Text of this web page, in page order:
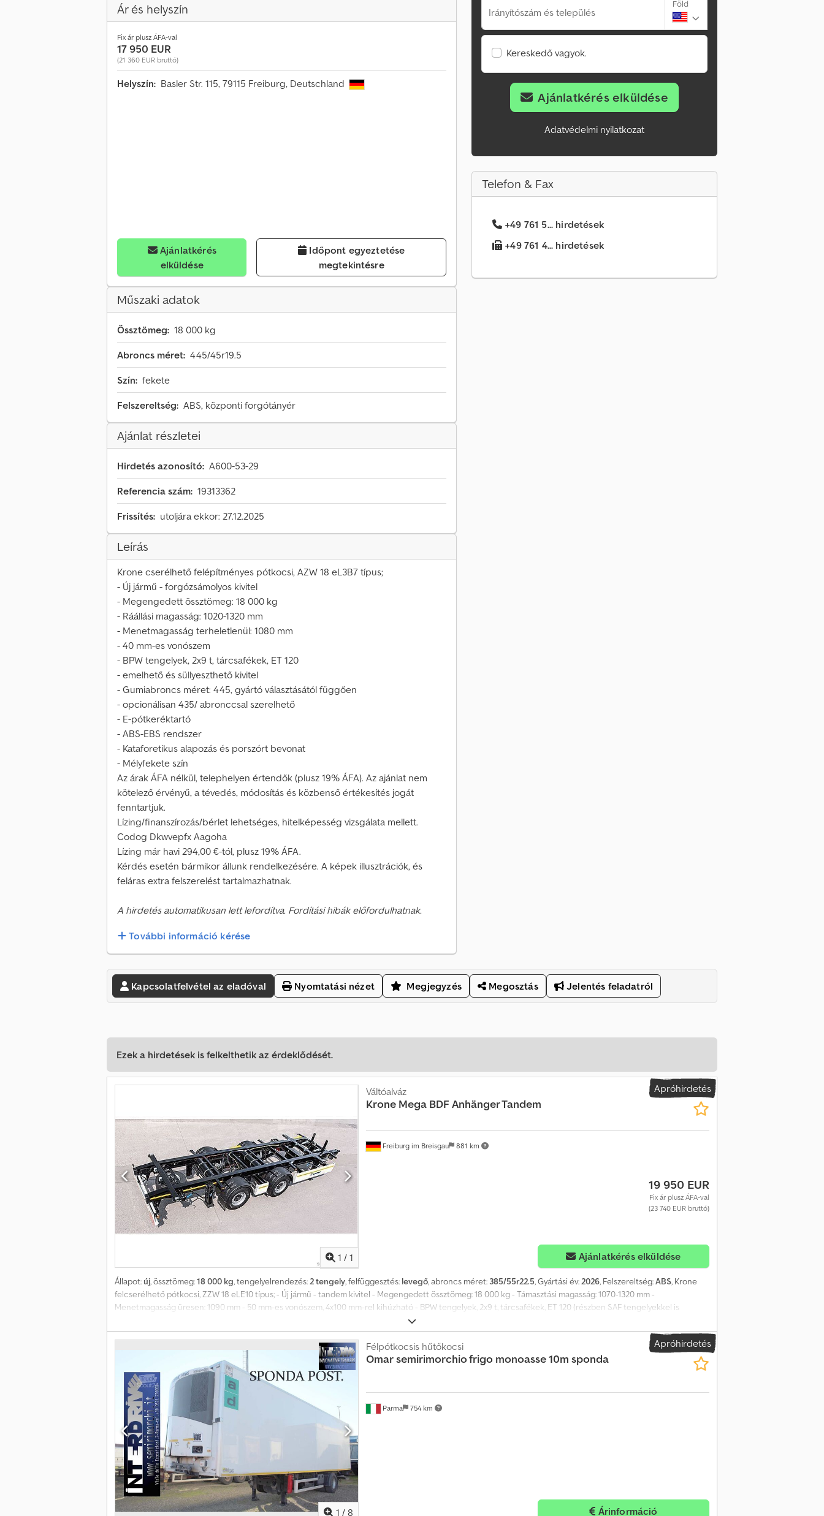
Ár és helyszín
Fix ár plusz ÁFA-val
17 950 EUR
(21 360 EUR bruttó)
Helyszín: Basler Str. 115, 79115 Freiburg, Deutschland
Ajánlatkérés
elküldése
megtekintésre
Műszaki adatok
Össztömeg: 18 000 kg
Abroncs méret: 445/45r19.5
Szín: fekete
Felszereltség: ABS, központi forgótányér
Ajánlat részletei
Hirdetés azonosító: A600-53-29
Referencia szám: 19313362
Frissítés: utoljára ekkor: 27.12.2025
Leírás
Krone cserélhető felépítményes pótkocsi, AZW 18 eL3B7 típus;
- Új jármű - forgózsámolyos kivitel
- Megengedett össztömeg: 18 000 kg
- Ráállási magasság: 1020-1320 mm
- Menetmagasság terheletlenül: 1080 mm
- 40 mm-es vonószem
- BPW tengelyek, 2x9 t, tárcsafékek, ET 120
- emelhető és süllyeszthető kivitel
- Gumiabroncs méret: 445, gyártó választásától függően
- opcionálisan 435/ abronccsal szerelhető
- E-pótkeréktartó
- ABS-EBS rendszer
- Kataforetikus alapozás és porszórt bevonat
- Mélyfekete szín
Az árak ÁFA nélkül, telephelyen értendők (plusz 19% ÁFA). Az ajánlat nem
kötelező érvényű, a tévedés, módosítás és közbenső értékesítés jogát
fenntartjuk.
Lízing/finanszírozás/bérlet lehetséges, hitelképesség vizsgálata mellett.
Codog Dkwvepfx Aagoha
Lízing már havi 294,00 €-tól, plusz 19% ÁFA.
Kérdés esetén bármikor állunk rendelkezésére. A képek illusztrációk, és
feláras extra felszerelést tartalmazhatnak.
A hirdetés automatikusan lett lefordítva. Fordítási hibák előfordulhatnak.
További információ kérése
Irányítószám és település
Föld
Kereskedő vagyok.
Ajánlatkérés elküldése
Adatvédelmi nyilatkozat
Telefon & Fax
+49 761 5... hirdetések
+49 761 4... hirdetések
Kapcsolatfelvétel az eladóval Nyomtatási nézet Megjegyzés Megosztás Jelentés feladatról
Ezek a hirdetések is felkelthetik az érdeklődését.
Apróhirdetés
1 / 1
Freiburg im Breisgau 881 km
Váltóalváz
Krone Mega BDF Anhänger Tandem
19 950 EUR
Fix ár plusz ÁFA-val
(23 740 EUR bruttó)
Ajánlatkérés elküldése
Állapot:új, össztömeg:18 000 kg, tengelyelrendezés:2 tengely, felfüggesztés: levegő, abroncs méret: 385/55r22.5, Gyártási év:2026, Felszereltség:ABS, Krone
felcserélhető pótkocsi, ZZW 18 eLE10 típus; - Új jármű - tandem kivitel - Megengedett össztömeg: 18 000 kg - Támasztási magasság: 1070-1320 mm -
Menetmagasság üresen: 1090 mm - 50 mm-es vonószem, 4x100 mm-rel kihúzható - BPW tengelyek, 2x9 t, tárcsafékek, ET 120 (részben SAF tengelyekkel is
elérhető) - Emelés és süllyesztés - Gumiabroncs méret: 385 / Krone Easy Rider - Opcionálisan 435 vagy 445 méretű abronccsal is - E-pótkeréktartó - ABS-EBS
rendszer - 2 db ECE-R70 figyelmeztető tábla - KTL alapozott és porszórt felület, mélyfekete színben Az árak 19% ÁFA nélkül értendők, telephelyről. Az ajánlat nem
kötelező érvényű, a változtatás, elírás vagy köztes eladás jogát fenntartjuk. Lízing/finanszírozás/bérlet lehetséges, hitelképesség vizsgálata mellett. Lízing havi
344,00 EUR-tól, plusz 19% ÁFA. Kérdéseivel forduljon hozzánk bizalommal! A képek illusztrációk, feláras extrákat tartalmazhatnak. Cjdpfxjg Dkwnj Aagoha
Apróhirdetés
1 / 8
Parma 754 km
Félpótkocsis hűtőkocsi
Omarsemirimorchio frigo monoasse 10m sponda
Árinformáció